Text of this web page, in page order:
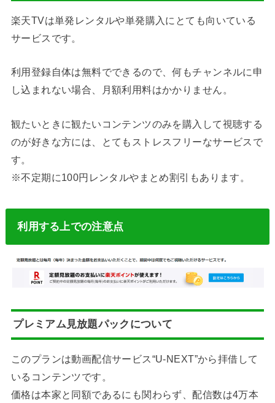
楽天TVは単発レンタルや単発購入にとても向いている
サービスです。
利用登録自体は無料でできるので、何もチャンネルに申
し込まれない場合、月額利用料はかかりません。
観たいときに観たいコンテンツのみを購入して視聴する
のが好きな方には、とてもストレスフリーなサービスで
す。
※不定期に100円レンタルやまとめ割引もあります。
利用する上での注意点
プレミアム見放題パックについて
このプランは動画配信サービス“U-NEXT”から拝借して
いるコンテンツです。
価格は本家と同額であるにも関わらず、配信数は4万本